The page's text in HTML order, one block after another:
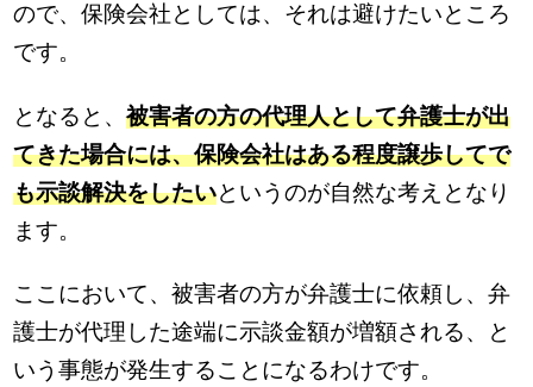
ので、保険会社としては、それは避けたいところ
です。
となると、被害者の方の代理人として弁護士が出
てきた場合には、保険会社はある程度譲歩してで
も示談解決をしたいというのが自然な考えとなり
ます。
ここにおいて、被害者の方が弁護士に依頼し、弁
護士が代理した途端に示談金額が増額される、と
いう事態が発生することになるわけです。